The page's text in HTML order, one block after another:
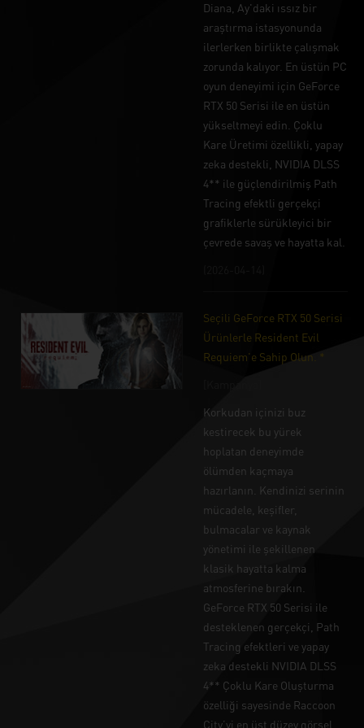
Diana, Ay'daki ıssız bir
araştırma istasyonunda
ilerlerken birlikte çalışmak
zorunda kalıyor. En üstün PC
oyun deneyimi için GeForce
RTX 50 Serisi ile en üstün
yükseltmeyi edin. Çoklu
Kare Üretimi özellikli, yapay
zeka destekli, NVIDIA DLSS
4** ile güçlendirilmiş Path
Tracing efektli gerçekçi
grafiklerle sürükleyici bir
çevrede savaş ve hayatta kal.
Seçili GeForce RTX 50 Serisi
Ürünlerle Resident Evil
Requiem'e Sahip Olun. *
Korkudan içinizi buz
kestirecek bu yürek
hoplatan deneyimde
ölümden kaçmaya
hazırlanın. Kendinizi serinin
mücadele, keşifler,
bulmacalar ve kaynak
yönetimi ile şekillenen
klasik hayatta kalma
atmosferine bırakın.
GeForce RTX 50 Serisi ile
desteklenen gerçekçi, Path
Tracing efektleri ve yapay
zeka destekli NVIDIA DLSS
4** Çoklu Kare Oluşturma
özelliği sayesinde Raccoon
City’yi en üst düzey görsel